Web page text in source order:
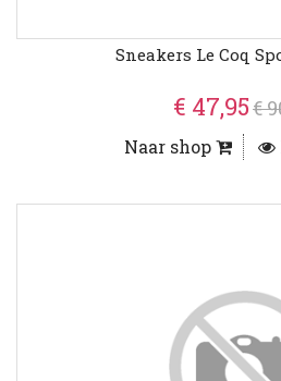
Sneakers Le Coq
€ 47,95€
Naar shop